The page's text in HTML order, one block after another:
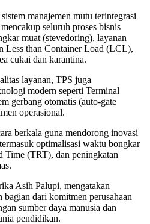
manajemen mutu terintegrasi
seluruh proses bisnis
muat (stevedoring), layanan
Less than Container Load (LCL),
cukai dan karantina.
layanan, TPS juga
modern seperti Terminal
gerbang otomatis (auto-gate
operasional.
berkala guna mendorong inovasi
optimalisasi waktu bongkar
Time (TRT), dan peningkatan
Asih Palupi, mengatakan
dari komitmen perusahaan
sumber daya manusia dan
pendidikan.